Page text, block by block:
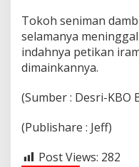
Tokoh seniman
selamanya
indahnya petikan
dimainkannya.
(Sumber : Desri-KBO
(Publishare : Jeff)
Post Views: 282